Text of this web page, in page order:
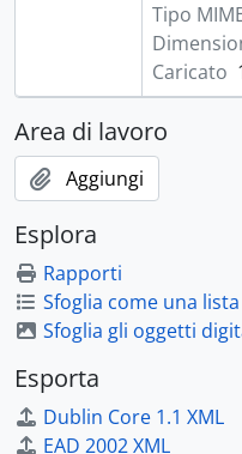
Tipo
Caricato
Area di lavoro
Aggiungi
Esplora
Rapporti
Sfoglia come una lista
Sfoglia gli oggetti
Esporta
Dublin Core 1.1 XML
EAD 2002 XML